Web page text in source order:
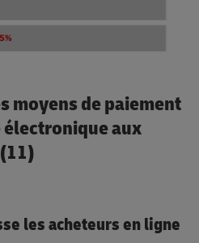
moyens de paiement
électronique aux
les acheteurs en ligne